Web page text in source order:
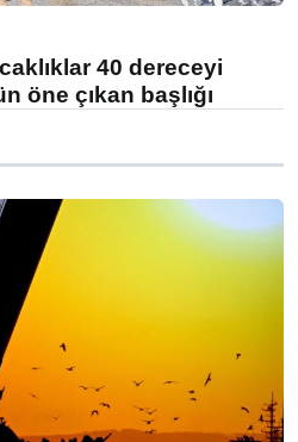
40 dereceyi
öne çıkan başlığı